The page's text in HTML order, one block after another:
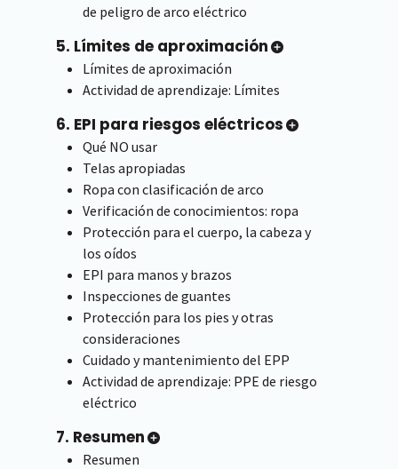
de peligro de arco eléctrico
5. Límites de aproximación
Límites de aproximación
Actividad de aprendizaje: Límites
6. EPI para riesgos eléctricos
Qué NO usar
Telas apropiadas
Ropa con clasificación de arco
Verificación de conocimientos: ropa
Protección para el cuerpo, la cabeza y
los oídos
EPI para manos y brazos
Inspecciones de guantes
Protección para los pies y otras
consideraciones
Cuidado y mantenimiento del EPP
Actividad de aprendizaje: PPE de riesgo
eléctrico
7. Resumen
Resumen